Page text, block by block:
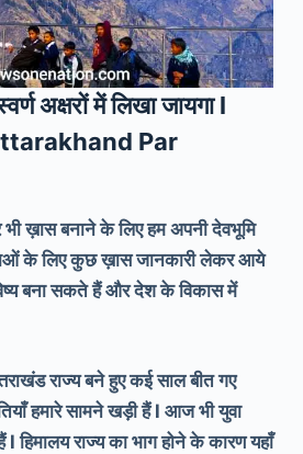
अक्षरों में लिखा जायगा l
Par
भी ख़ास बनाने के लिए हम अपनी देवभूमि
के लिए कुछ ख़ास जानकारी लेकर आये
बना सकते हैं और देश के विकास में
राज्य बने हुए कई साल बीत गए
हमारे सामने खड़ी हैं l आज भी युवा
हिमालय राज्य का भाग होने के कारण यहाँ